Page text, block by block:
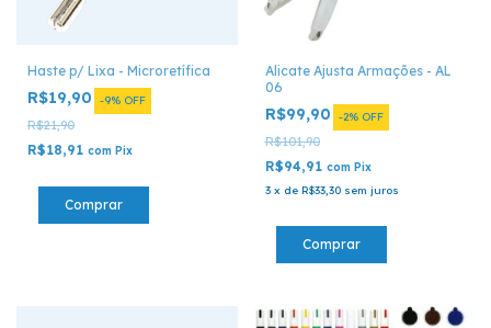
Haste p/ Lixa - Microretífica
R$19,90 -9% OFF
R$21,90
R$18,91 com Pix
Alicate Ajusta Armações - AL
06
R$99,90 -2% OFF
R$101,90
R$94,91 com Pix
3 x de R$33,30 sem juros